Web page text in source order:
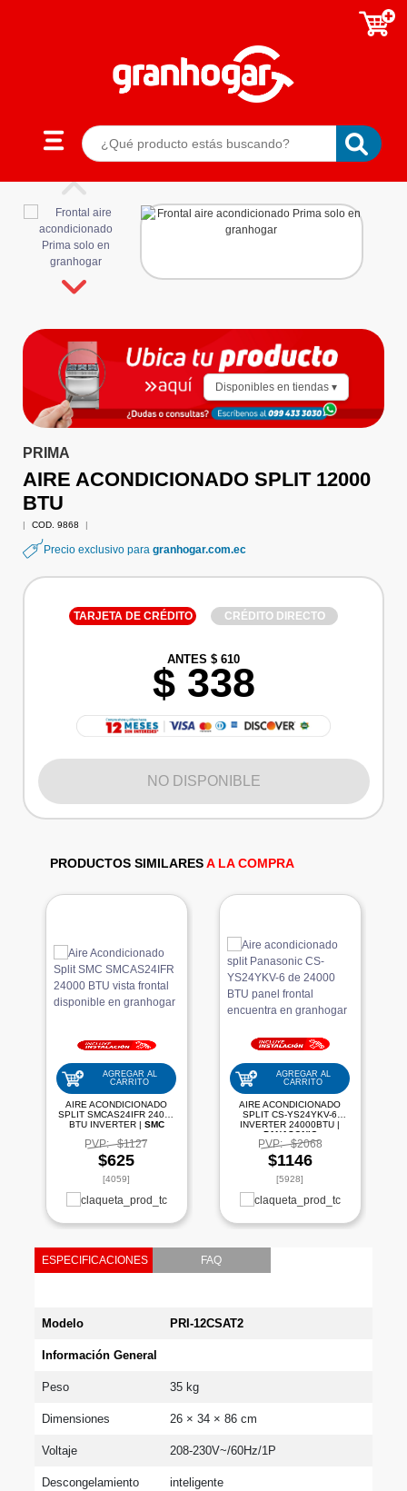
Disponibles en tiendas ▾
PRIMA
AIRE ACONDICIONADO SPLIT 12000
BTU
COD. 9868
Precio exclusivo para granhogar.com.ec
TARJETA DE CRÉDITO CRÉDITO DIRECTO
ANTES $ 610
$ 338
NO DISPONIBLE
PRODUCTOS SIMILARESA LA COMPRA
AGREGAR AL
CARRITO
AIRE ACONDICIONADO
SPLIT SMCAS24IFR 24000
BTU INVERTER | SMC
PVP: $1127
$625
[4059]
AGREGAR AL
CARRITO
AIRE ACONDICIONADO
SPLIT CS-YS24YKV-6
INVERTER 24000BTU |
PANASONIC
PVP: $2068
$1146
[5928]
ESPECIFICACIONES FAQ
Modelo PRI-12CSAT2
Información General
Peso 35 kg
Dimensiones 26 × 34 × 86 cm
Voltaje 208-230V~/60Hz/1P
Descongelamiento inteligente